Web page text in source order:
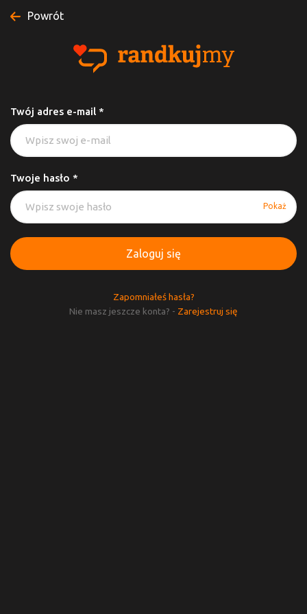
Powrót
Twój adres e-mail *
Twoje hasło *
Pokaż
Zaloguj się
Zapomniałeś hasła?
Nie masz jeszcze konta? - Zarejestruj się